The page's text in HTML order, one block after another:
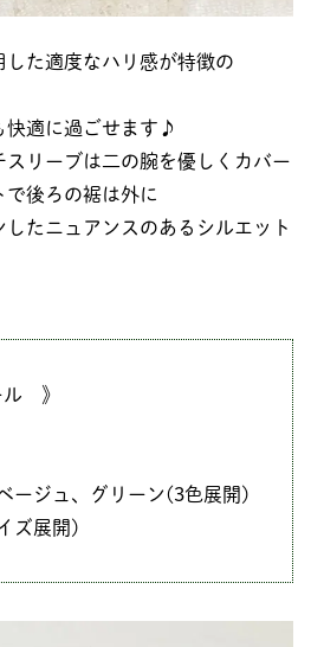
た適度なハリ感が特徴の
快適に過ごせます♪
スリーブは二の腕を優しくカバー
後ろの裾は外に
たニュアンスのあるシルエット
ル 》
ージュ、グリーン(3色展開)
ズ展開)